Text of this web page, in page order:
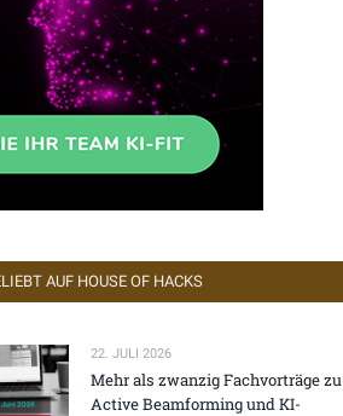
AUF HOUSE OF HACKS
22. JULI 2026
Mehr als zwanzig Fachvorträge zu
Active Beamforming und KI-